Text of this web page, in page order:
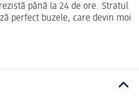
până la 24 de ore. Stratul
perfect buzele, care devin moi